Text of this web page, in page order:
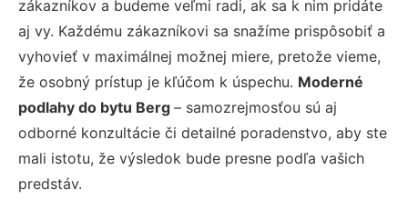
zákazníkov a budeme veľmi radi, ak sa k nim pridáte
aj vy. Každému zákazníkovi sa snažíme prispôsobiť a
vyhovieť v maximálnej možnej miere, pretože vieme,
že osobný prístup je kľúčom k úspechu. Moderné
podlahy do bytu Berg – samozrejmosťou sú aj
odborné konzultácie či detailné poradenstvo, aby ste
mali istotu, že výsledok bude presne podľa vašich
predstáv.